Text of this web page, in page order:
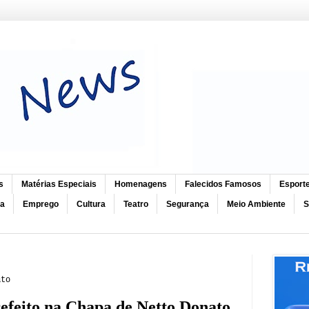
Matérias Especiais Homenagens Falecidos Famosos
Emprego Cultura Teatro Segurança Meio Ambiente